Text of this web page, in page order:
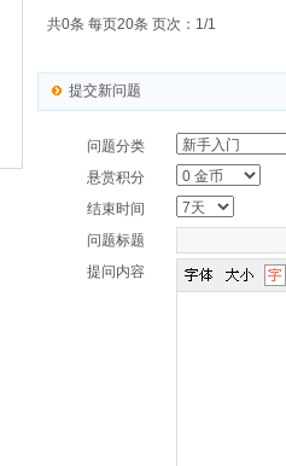
共0条 每页20条 页次：1/1
提交新问题
问题分类
悬赏积分
结束时间
问题标题
提问内容